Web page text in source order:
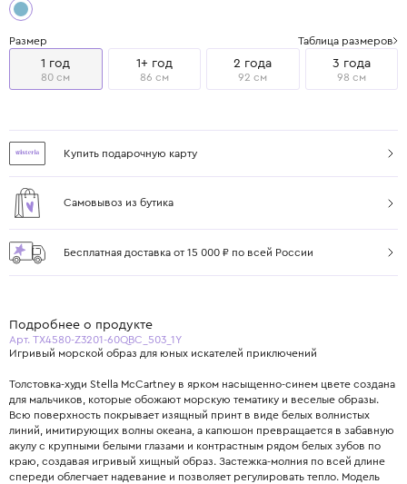
Размер Таблица размеров
1 год
80 см
1+ год
86 см
2 года
92 см
3 года
98 см
Купить подарочную карту
Самовывоз из бутика
Бесплатная доставка от 15 000 ₽ по всей России
Подробнее о продукте
Арт. TX4580-Z3201-60QBC_503_1Y
Игривый морской образ для юных искателей приключений
Толстовка-худи Stella McCartney в ярком насыщенно-синем цвете создана
для мальчиков, которые обожают морскую тематику и веселые образы.
Всю поверхность покрывает изящный принт в виде белых волнистых
линий, имитирующих волны океана, а капюшон превращается в забавную
акулу с крупными белыми глазами и контрастным рядом белых зубов по
краю, создавая игривый хищный образ. Застежка-молния по всей длине
спереди облегчает надевание и позволяет регулировать тепло. Модель